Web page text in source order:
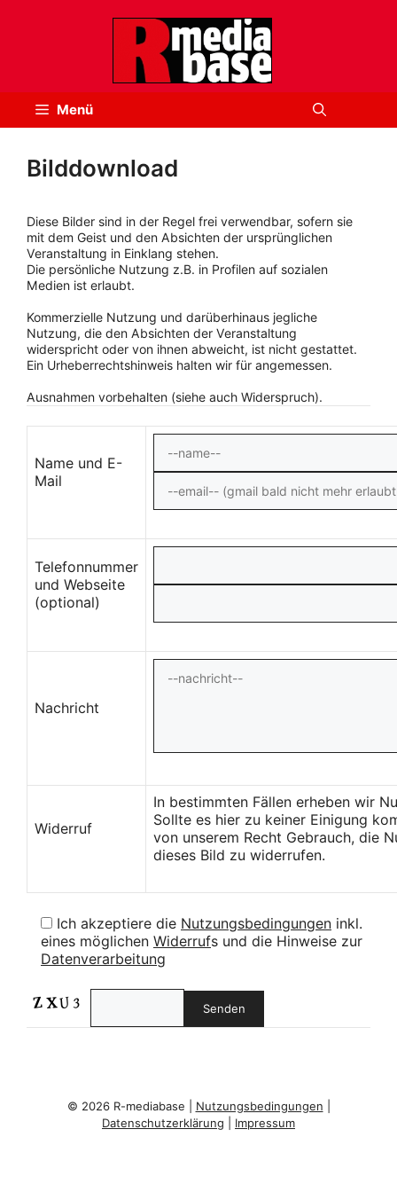
Menü
Bilddownload
Diese Bilder sind in der Regel frei verwendbar, sofern sie
mit dem Geist und den Absichten der ursprünglichen
Veranstaltung in Einklang stehen.
Die persönliche Nutzung z.B. in Profilen auf sozialen
Medien ist erlaubt.
Kommerzielle Nutzung und darüberhinaus jegliche
Nutzung, die den Absichten der Veranstaltung
widerspricht oder von ihnen abweicht, ist nicht gestattet.
Ein Urheberrechtshinweis halten wir für angemessen.
Ausnahmen vorbehalten (siehe auch Widerspruch).
Name und E-
Mail
Telefonnummer
und Webseite
(optional)
Nachricht
Widerruf
In bestimmten Fällen erheben wir
Sollte es hier zu keiner Einigung
von unserem Recht Gebrauch, die
dieses Bild zu widerrufen.
Ich akzeptiere die Nutzungsbedingungen inkl.
eines möglichen Widerrufs und die Hinweise zur
Datenverarbeitung
© 2026 R-mediabase | Nutzungsbedingungen
Datenschutzerklärung
Impressum